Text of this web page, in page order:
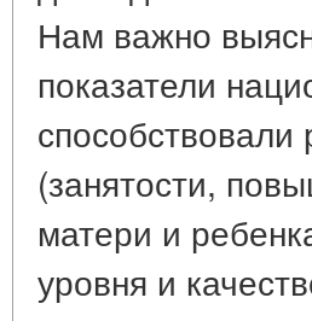
Нам важно
показатели
(занятости,
матери и
уровня и